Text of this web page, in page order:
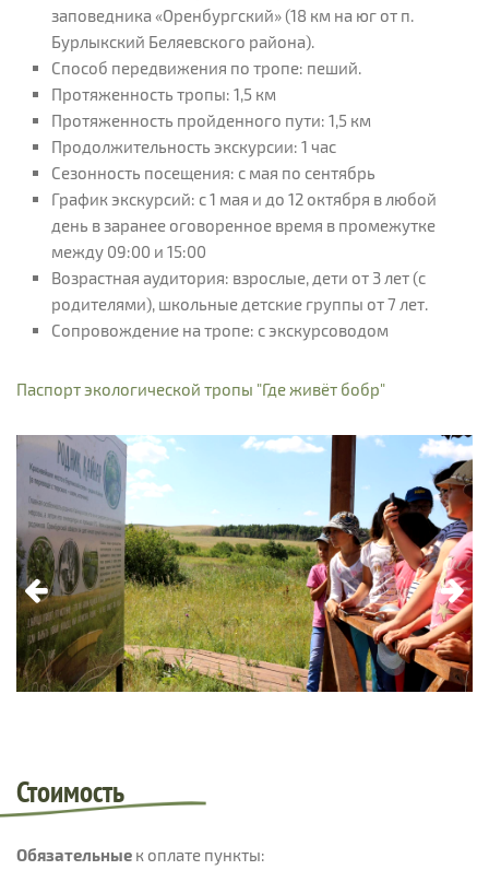
заповедника «Оренбургский» (18 км на юг от п.
Бурлыкский Беляевского района).
Способ передвижения по тропе: пеший.
Протяженность тропы: 1,5 км
Протяженность пройденного пути: 1,5 км
Продолжительность экскурсии: 1 час
Сезонность посещения: с мая по сентябрь
График экскурсий: с 1 мая и до 12 октября в любой
день в заранее оговоренное время в промежутке
между 09:00 и 15:00
Возрастная аудитория: взрослые, дети от 3 лет (с
родителями), школьные детские группы от 7 лет.
Сопровождение на тропе: с экскурсоводом
Паспорт экологической тропы "Где живёт бобр"
Стоимость
Обязательные к оплате пункты: